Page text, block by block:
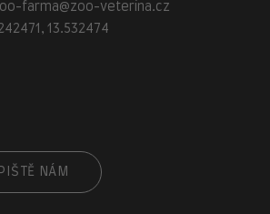
farma@zoo-veterina.cz
13.532474
NÁM